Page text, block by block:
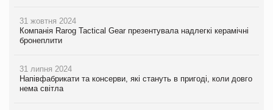
31 жовтня 2024
Компанія Rarog Tactical Gear презентувала надлегкі керамічні
бронеплити
31 липня 2024
Напівфабрикати та консерви, які стануть в пригоді, коли довго
нема світла